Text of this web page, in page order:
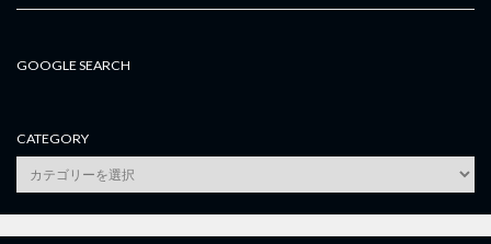
GOOGLE SEARCH
CATEGORY
category